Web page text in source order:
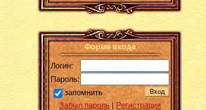
Форма входа
Логин:
Пароль:
запомнить
Забыл пароль | Регистрация